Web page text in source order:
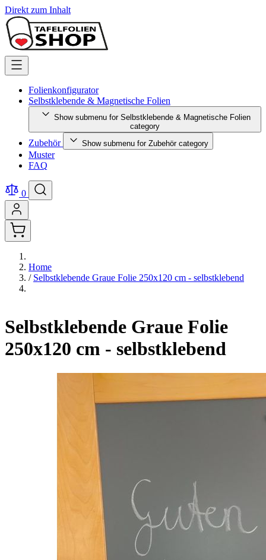
Direkt zum Inhalt
Folienkonfigurator
Selbstklebende & Magnetische Folien
Show submenu for Selbstklebende & Magnetische Folien
category
Zubehör Show submenu for Zubehör category
Muster
FAQ
0
Home
/ Selbstklebende Graue Folie 250x120 cm - selbstklebend
Selbstklebende Graue Folie
250x120 cm - selbstklebend